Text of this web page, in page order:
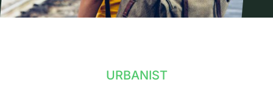
URBANIST